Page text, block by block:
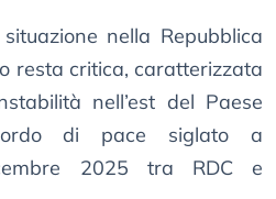
nella Repubblica
resta critica, caratterizzata
nell’est del Paese
di pace siglato a
2025 tra RDC e